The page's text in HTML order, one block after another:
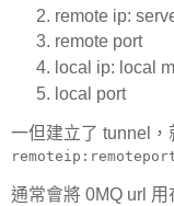
remote ip:
remote port
local ip: local
local port
一但建立了 tunnel，
通常會將 0MQ url